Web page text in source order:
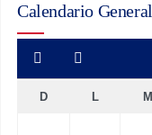
Calendario General
D L M